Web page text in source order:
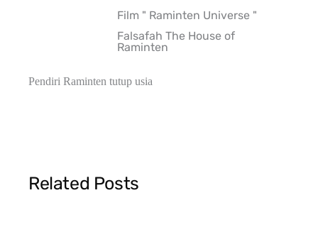
Film " Raminten Universe "
Falsafah The House of
Raminten
Pendiri Raminten tutup usia
Related Posts